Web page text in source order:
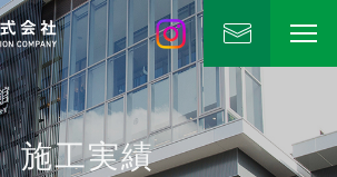
中村建設
公式Instagram
施工実績